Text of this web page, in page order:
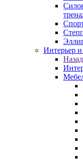
Интерьер
Назад